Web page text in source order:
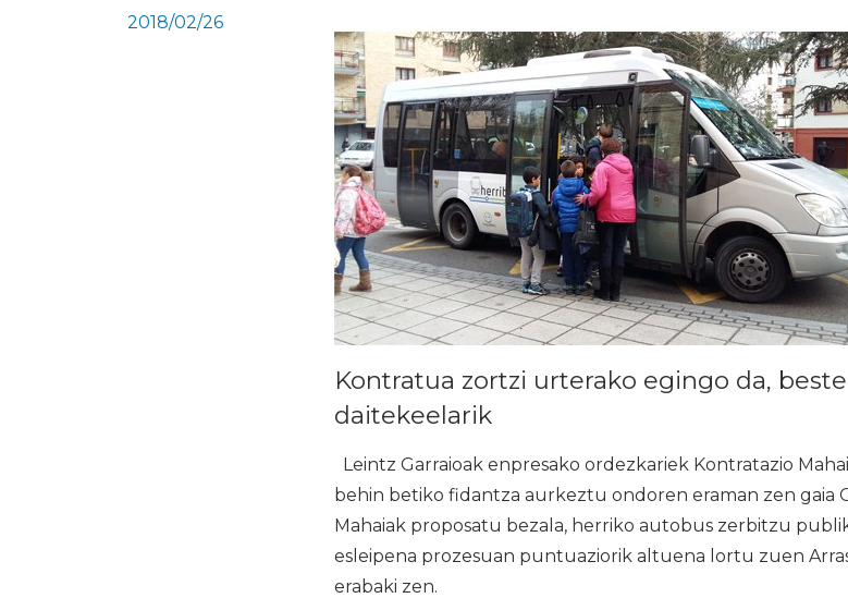
2018/02/26
Kontratua zortzi urterako egingo da,
daitekeelarik
Leintz Garraioak enpresako ordezkariek Kontratazio
behin betiko fidantza aurkeztu ondoren eraman zen gaia
Mahaiak proposatu bezala, herriko autobus zerbitzu
esleipena prozesuan puntuaziorik altuena lortu zuen
erabaki zen.